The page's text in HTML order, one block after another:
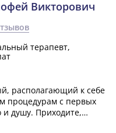
Викторович
терапевт,
располагающий к себе
процедурам с первых
и душу. Приходите,